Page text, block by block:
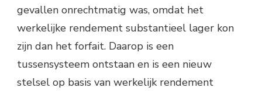
gevallen onrechtmatig was, omdat het
werkelijke rendement substantieel lager kon
zijn dan het forfait. Daarop is een
tussensysteem ontstaan en is een nieuw
stelsel op basis van werkelijk rendement